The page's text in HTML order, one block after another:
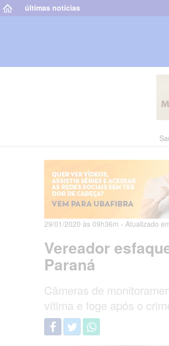
últimas notícias
29/01/2020 às 09h36m - Atualizado
Vereador
Paraná
Câmeras de
vítima e foge após o